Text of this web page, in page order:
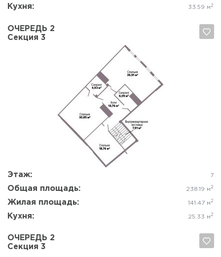
Кухня: 33.59 м 2
ОЧЕРЕДЬ 2
Секция 3
Этаж: 7
Общая площадь: 238.19 м 2
Жилая площадь: 141.47 м 2
Кухня: 25.33 м 2
Да, удалить Отмена
ОЧЕРЕДЬ 2
Секция 3